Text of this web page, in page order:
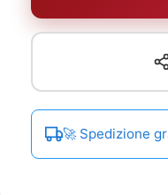
🚀 Spedizione